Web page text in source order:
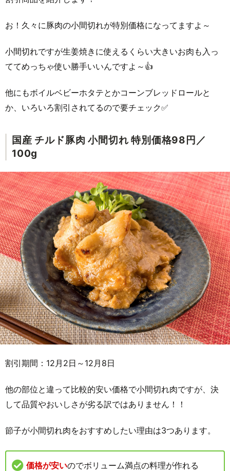
お！久々に豚肉の小間切れが特別価格になってますよ～
小間切れですが生姜焼きに使えるくらい大きいお肉も入っ
ててめっちゃ使い勝手いいんですよ～👍
他にもボイルベビーホタテとかコーンブレッドロールと
か、いろいろ割引されてるので要チェック✅
国産 チルド豚肉 小間切れ 特別価格98円／
100g
割引期間：12月2日～12月8日
他の部位と違って比較的安い価格で小間切れ肉ですが、決
して品質やおいしさが劣る訳ではありません！！
節子が小間切れ肉をおすすめしたい理由は3つあります。
価格が安いのでボリューム満点の料理が作れる